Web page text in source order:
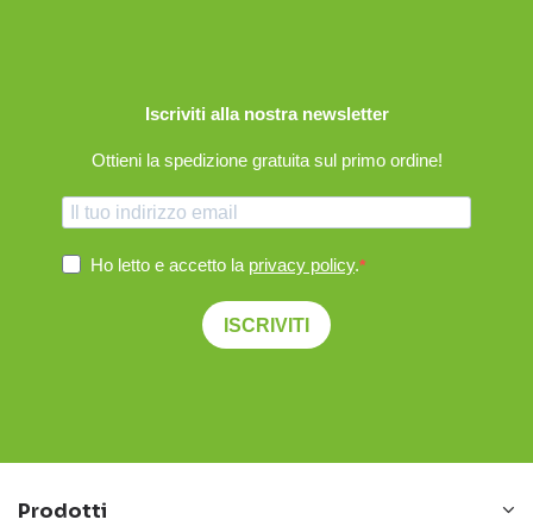
Iscriviti alla nostra newsletter
Ottieni la spedizione gratuita sul primo ordine!
Ho letto e accetto la privacy policy.
ISCRIVITI
Prodotti